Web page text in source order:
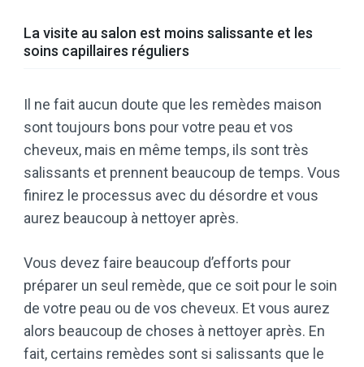
La visite au salon est moins salissante et les
soins capillaires réguliers
Il ne fait aucun doute que les remèdes maison
sont toujours bons pour votre peau et vos
cheveux, mais en même temps, ils sont très
salissants et prennent beaucoup de temps. Vous
finirez le processus avec du désordre et vous
aurez beaucoup à nettoyer après.
Vous devez faire beaucoup d’efforts pour
préparer un seul remède, que ce soit pour le soin
de votre peau ou de vos cheveux. Et vous aurez
alors beaucoup de choses à nettoyer après. En
fait, certains remèdes sont si salissants que le